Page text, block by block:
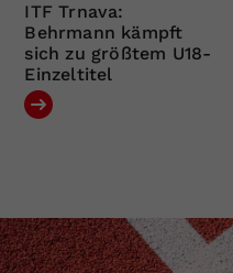
ITF Trnava:
Behrmann kämpft
sich zu größtem U18-
Einzeltitel